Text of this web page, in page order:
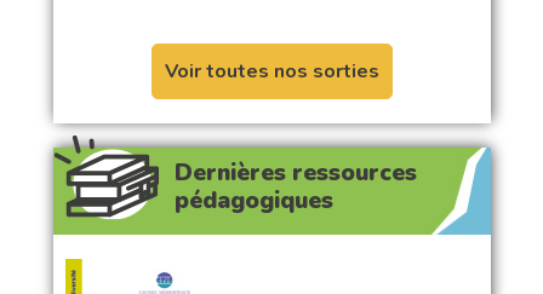
Voir toutes nos sorties
Dernières ressources
pédagogiques